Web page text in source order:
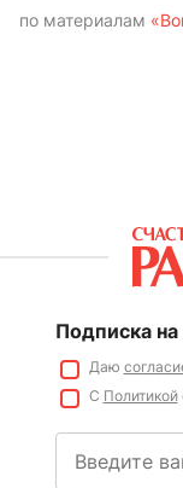
по материалам
Подписка
Даю
С Политикой